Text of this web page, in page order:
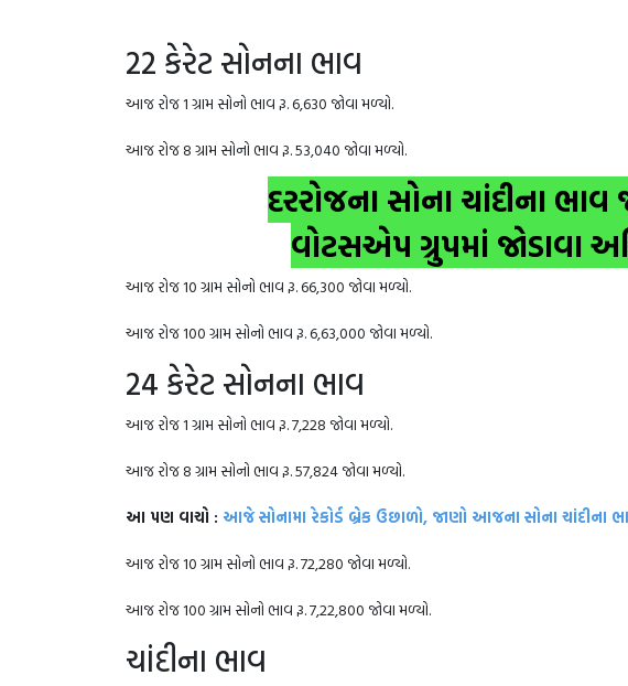
22 કેરેટ સોનના ભાવ
આજ રોજ 1 ગ્રામ સોનો ભાવ રૂ. 6,630 જોવા મળ્યો.
આજ રોજ 8 ગ્રામ સોનો ભાવ રૂ. 53,040 જોવા મળ્યો.
દરરોજના સોના ચાંદીના
વોટસએપ ગ્રુપમાં જોડાવા
આજ રોજ 10 ગ્રામ સોનો ભાવ રૂ. 66,300 જોવા મળ્યો.
આજ રોજ 100 ગ્રામ સોનો ભાવ રૂ. 6,63,000 જોવા મળ્યો.
24 કેરેટ સોનના ભાવ
આજ રોજ 1 ગ્રામ સોનો ભાવ રૂ. 7,228 જોવા મળ્યો.
આજ રોજ 8 ગ્રામ સોનો ભાવ રૂ. 57,824 જોવા મળ્યો.
આ પણ વાચો : આજે સોનામા રેકોર્ડ બ્રેક ઉછાળો, જાણો આજના સોના ચાંદીના
આજ રોજ 10 ગ્રામ સોનો ભાવ રૂ. 72,280 જોવા મળ્યો.
આજ રોજ 100 ગ્રામ સોનો ભાવ રૂ. 7,22,800 જોવા મળ્યો.
ચાંદીના ભાવ